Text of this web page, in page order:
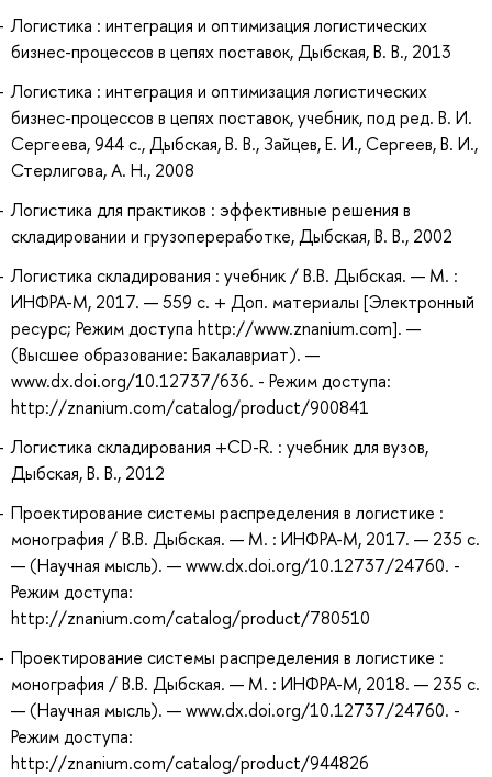
Логистика : интеграция и оптимизация логистических
бизнес-процессов в цепях поставок, Дыбская, В. В., 2013
Логистика : интеграция и оптимизация логистических
бизнес-процессов в цепях поставок, учебник, под ред. В. И.
Сергеева, 944 с., Дыбская, В. В., Зайцев, Е. И., Сергеев, В. И.,
Стерлигова, А. Н., 2008
Логистика для практиков : эффективные решения в
складировании и грузопереработке, Дыбская, В. В., 2002
Логистика складирования : учебник / В.В. Дыбская. — М. :
ИНФРА-М, 2017. — 559 с. + Доп. материалы [Электронный
ресурс; Режим доступа http://www.znanium.com]. —
(Высшее образование: Бакалавриат). —
www.dx.doi.org/10.12737/636. - Режим доступа:
http://znanium.com/catalog/product/900841
Логистика складирования +CD-R. : учебник для вузов,
Дыбская, В. В., 2012
Проектирование системы распределения в логистике :
монография / В.В. Дыбская. — М. : ИНФРА-М, 2017. — 235 с.
— (Научная мысль). — www.dx.doi.org/10.12737/24760. -
Режим доступа:
http://znanium.com/catalog/product/780510
Проектирование системы распределения в логистике :
монография / В.В. Дыбская. — М. : ИНФРА-М, 2018. — 235 с.
— (Научная мысль). — www.dx.doi.org/10.12737/24760. -
Режим доступа:
http://znanium.com/catalog/product/944826